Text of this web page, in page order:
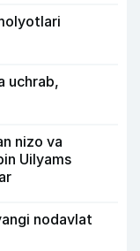
uchrab,
nizo va
Uilyams
nodavlat